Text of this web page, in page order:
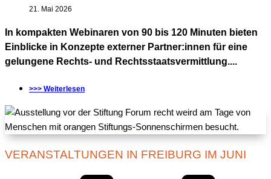
21. Mai 2026
In kompakten Webinaren von 90 bis 120 Minuten bieten
Einblicke in Konzepte externer Partner:innen für eine
gelungene Rechts- und Rechtsstaatsvermittlung....
>>> Weiterlesen
VERANSTALTUNGEN IN FREIBURG IM JUNI